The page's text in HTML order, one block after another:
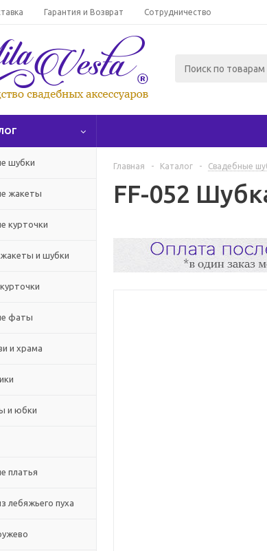
Гарантия и Возврат Сотрудничество
шубки
жакеты
курточки
и шубки
фаты
и храма
и юбки
платья
лебяжьего пуха
Главная - Каталог - Свадебные
FF-052